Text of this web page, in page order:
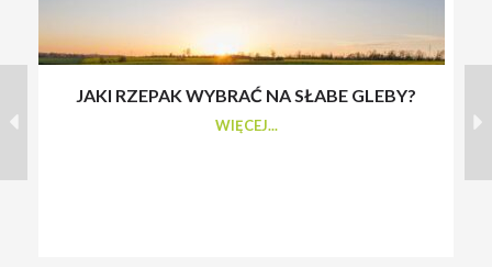
JAKI RZEPAK WYBRAĆ NA SŁABE GLEBY?
WIĘCEJ...